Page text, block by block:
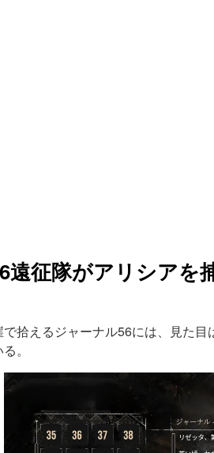
遠征隊がアリシアを
拾えるジャーナル56には、見た
。